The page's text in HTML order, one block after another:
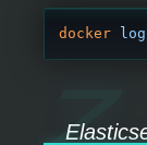
docker